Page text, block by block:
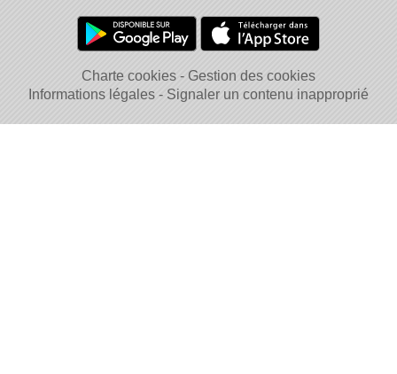
Charte cookies
Gestion des cookies
Informations légales
Signaler un contenu inapproprié